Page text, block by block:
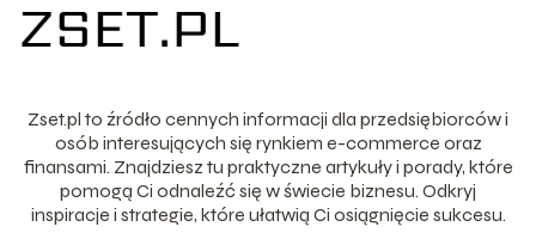
Zset.pl to źródło cennych informacji dla przedsiębiorców i
osób interesujących się rynkiem e-commerce oraz
finansami. Znajdziesz tu praktyczne artykuły i porady, które
pomogą Ci odnaleźć się w świecie biznesu. Odkryj
inspiracje i strategie, które ułatwią Ci osiągnięcie sukcesu.